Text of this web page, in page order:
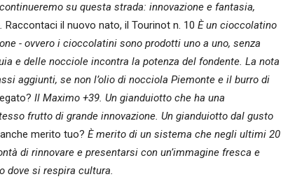
su questa strada: innovazione e fantasia,
Raccontaci il nuovo nato, il Tourinot n. 10 È un cioccolatino
- ovvero i cioccolatini sono prodotti uno a uno, senza
e delle nocciole incontra la potenza del fondente. La nota
aggiunti, se non l’olio di nocciola Piemonte e il burro di
Il Maximo +39. Un gianduiotto che ha una
frutto di grande innovazione. Un gianduiotto dal gusto
merito tuo? È merito di un sistema che negli ultimi 20
di rinnovare e presentarsi con un’immagine fresca e
dove si respira cultura.